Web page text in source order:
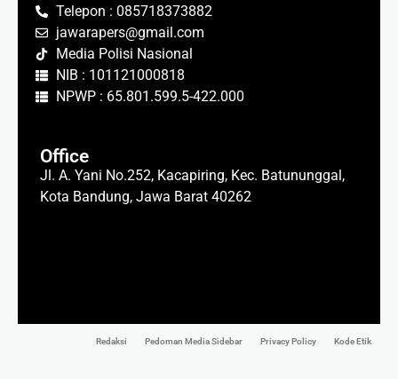
Telepon : 085718373882
jawarapers@gmail.com
Media Polisi Nasional
NIB : 101121000818
NPWP : 65.801.599.5-422.000
Office
Jl. A. Yani No.252, Kacapiring, Kec. Batununggal,
Kota Bandung, Jawa Barat 40262
Redaksi Pedoman Media Sidebar Privacy Policy Kode Etik